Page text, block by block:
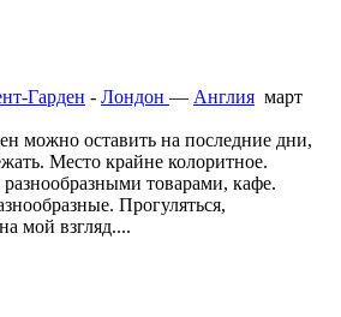
Гарден - Лондон — Англия март
можно оставить на последние дни,
Место крайне колоритное.
товарами, кафе.
Прогуляться,
мой взгляд....